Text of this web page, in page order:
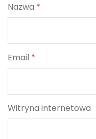
Nazwa *
Email *
Witryna internetowa